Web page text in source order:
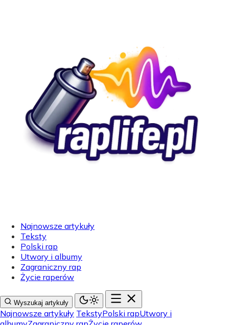
Najnowsze artykuły
Teksty
Polski rap
Utwory i albumy
Zagraniczny rap
Życie raperów
Wyszukaj artykuły
Najnowsze artykuły TekstyPolski rapUtwory i